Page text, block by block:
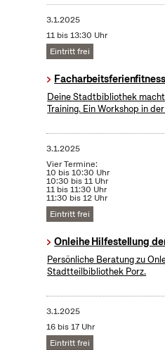
3.1.2025
11 bis 13:30 Uhr
Eintritt frei
Facharbeitsferienfitness
Deine Stadtbibliothek
Training. Ein Workshop in
3.1.2025
Vier Termine:
10 bis 10:30 Uhr
10:30 bis 11 Uhr
11 bis 11:30 Uhr
11:30 bis 12 Uhr
Eintritt frei
Onleihe Hilfestellung
Persönliche Beratung zu
Stadtteilbibliothek Porz.
3.1.2025
16 bis 17 Uhr
Eintritt frei